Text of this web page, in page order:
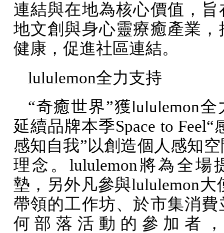
連結與在地為核心價值，旨
地文創與身心靈療癒產業，
健康，促進社區連結。
lululemon全力支持
“奇癒世界”獲lululemon全
延續品牌本季Space to Feel“
感知自我”以創造個人感知
理念。 lululemon將為全場
墊，另外凡參與lululemon大
帶領的工作坊、於市集消費
何部落活動的參加者